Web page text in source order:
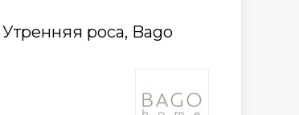
роса, Bago